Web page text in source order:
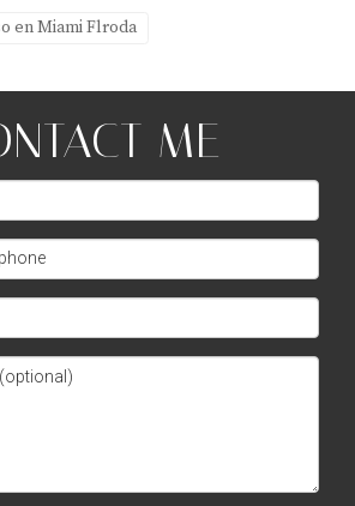
en Miami Flroda
ME